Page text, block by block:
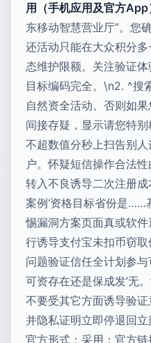
用（手机应用及官方App
东移动智慧营业厅”。您
还活动只能在大众积分
态维护限额。关注验证
目标编码完全。\n2. ^搜
自然资全活动。否则如
间接存疑，显示请您特
不超数值分秒上扫告别
户。怀疑短信操作合法
转入不良诱导二次注册
案例‘资格目标省份是……
惕漏洞方案页面真或软
行诱导支付宝未扣币窃
问题验证信任全计划参
可资存在还是保成发’无
不要受其它方面诱导验
并隐私证明立即停退回
官方形式：采用：官方